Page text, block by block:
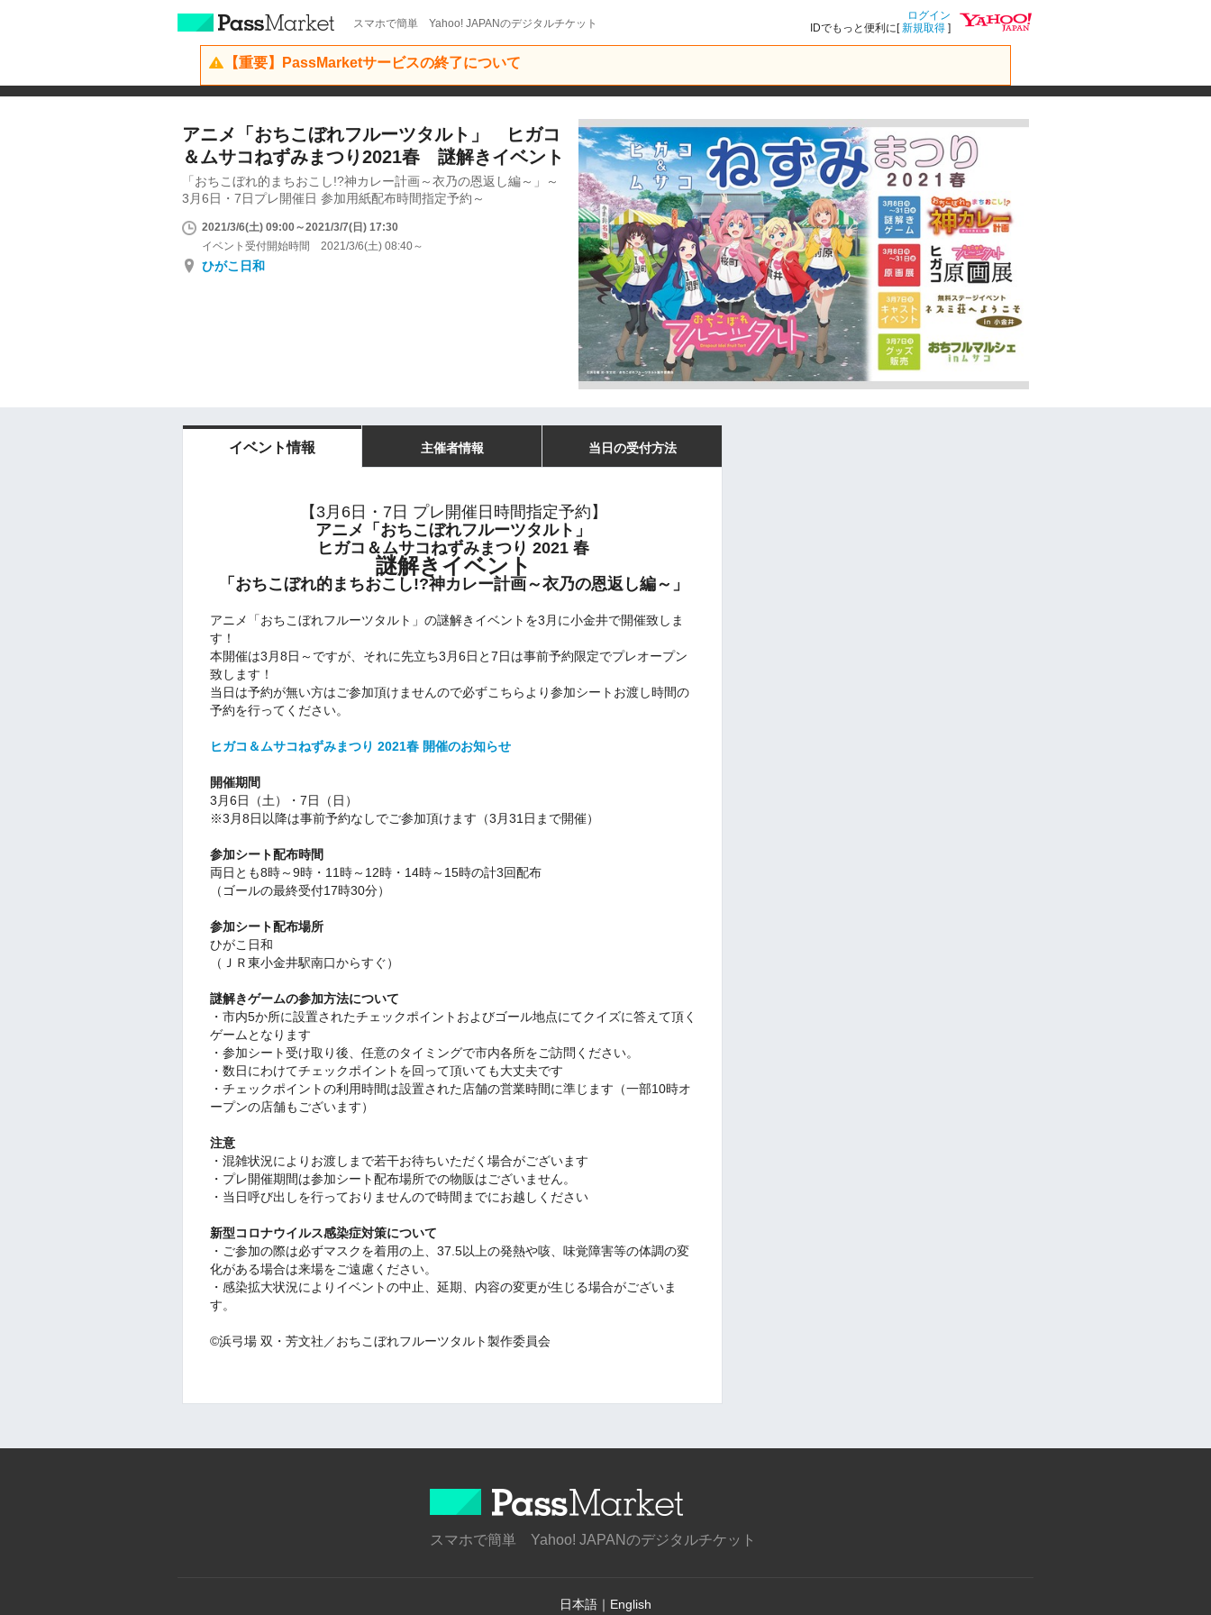
スマホで簡単 Yahoo! JAPANのデジタルチケット
ログイン
IDでもっと便利に[新規取得 ]
【重要】PassMarketサービスの終了について
アニメ「おちこぼれフルーツタルト」 ヒガコ
＆ムサコねずみまつり2021春 謎解きイベント
「おちこぼれ的まちおこし!?神カレー計画～衣乃の恩返し編～」～
3月6日・7日プレ開催日 参加用紙配布時間指定予約～
2021/3/6(土) 09:00～2021/3/7(日) 17:30
イベント受付開始時間 2021/3/6(土) 08:40～
ひがこ日和
イベント情報 主催者情報 当日の受付方法
【3月6日・7日 プレ開催日時間指定予約】
アニメ「おちこぼれフルーツタルト」
ヒガコ＆ムサコねずみまつり 2021 春
謎解きイベント
「おちこぼれ的まちおこし!?神カレー計画～衣乃の恩返し編～」
アニメ「おちこぼれフルーツタルト」の謎解きイベントを3月に小金井で開催致しま
す！
本開催は3月8日～ですが、それに先立ち3月6日と7日は事前予約限定でプレオープン
致します！
当日は予約が無い方はご参加頂けませんので必ずこちらより参加シートお渡し時間の
予約を行ってください。
ヒガコ＆ムサコねずみまつり 2021春 開催のお知らせ
開催期間
3月6日（土）・7日（日）
※3月8日以降は事前予約なしでご参加頂けます（3月31日まで開催）
参加シート配布時間
両日とも8時～9時・11時～12時・14時～15時の計3回配布
（ゴールの最終受付17時30分）
参加シート配布場所
ひがこ日和
（ＪＲ東小金井駅南口からすぐ）
謎解きゲームの参加方法について
・市内5か所に設置されたチェックポイントおよびゴール地点にてクイズに答えて頂く
ゲームとなります
・参加シート受け取り後、任意のタイミングで市内各所をご訪問ください。
・数日にわけてチェックポイントを回って頂いても大丈夫です
・チェックポイントの利用時間は設置された店舗の営業時間に準じます（一部10時オ
ープンの店舗もございます）
注意
・混雑状況によりお渡しまで若干お待ちいただく場合がございます
・プレ開催期間は参加シート配布場所での物販はございません。
・当日呼び出しを行っておりませんので時間までにお越しください
新型コロナウイルス感染症対策について
・ご参加の際は必ずマスクを着用の上、37.5以上の発熱や咳、味覚障害等の体調の変
化がある場合は来場をご遠慮ください。
・感染拡大状況によりイベントの中止、延期、内容の変更が生じる場合がございま
す。
©浜弓場 双・芳文社／おちこぼれフルーツタルト製作委員会
スマホで簡単 Yahoo! JAPANのデジタルチケット
日本語 ｜ English